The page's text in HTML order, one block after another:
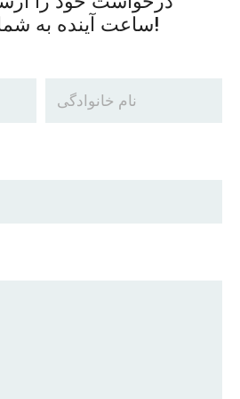
ساعت آینده به شما پاسخ خواهیم داد!